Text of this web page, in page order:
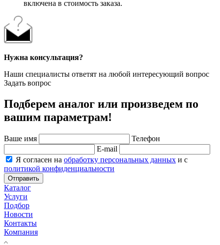
включена в стоимость заказа.
Нужна консультация?
Наши специалисты ответят на любой интересующий вопрос
Задать вопрос
Подберем аналог или произведем по
вашим параметрам!
Ваше имя
Телефон
E-mail
Я согласен на обработку персональных данных и с
политикой конфиденциальности
Отправить
Каталог
Услуги
Подбор
Новости
Контакты
Компания